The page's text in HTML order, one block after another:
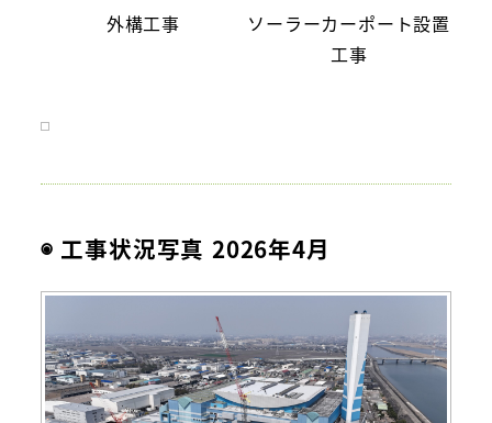
外構工事
ソーラーカーポート設置
工事
◉ 工事状況写真 2026年4月